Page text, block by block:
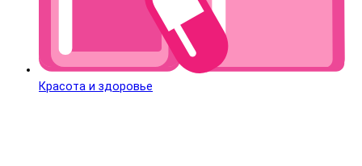
Красота и здоровье